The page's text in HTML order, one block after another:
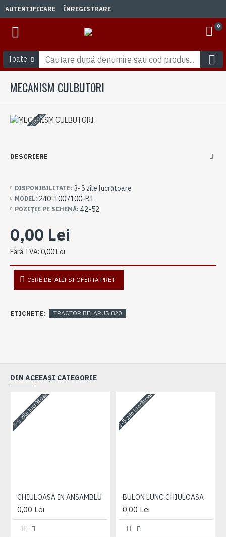
AUTENTIFICARE ÎNREGISTRARE
0
Toate
MECANISM CULBUTORI
3-5 zile lucrătoare
DESCRIERE
DISPONIBILITATE: 3-5 zile lucrătoare
MODEL: 240-1007100-B1
POZIȚIE PE SCHEMĂ: 42-52
0,00 Lei
Fără TVA: 0,00 Lei
CERE DETALII SI OFERTA PRET
ETICHETE: TRACTOR BELARUS 820
DIN ACEEAȘI CATEGORIE
3-5 zile lucrătoare
CHIULOASA IN ANSAMBLU
0,00 Lei
3-5 zile lucrătoare
BULON LUNG CHIULOASA
0,00 Lei